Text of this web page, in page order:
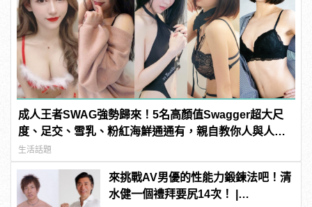
成人王者SWAG強勢歸來！5名高顏值Swagger超大尺
度、足交、雪乳、粉紅海鮮通通有，親自教你人與人的
連結！ | manfashion這樣變型男
生活話題
來挑戰AV男優的性能力鍛鍊法吧！清
水健一個禮拜要尻14次！ |